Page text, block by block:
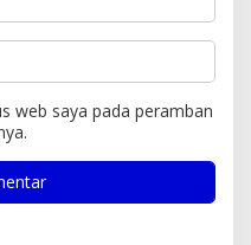
web saya pada peramban